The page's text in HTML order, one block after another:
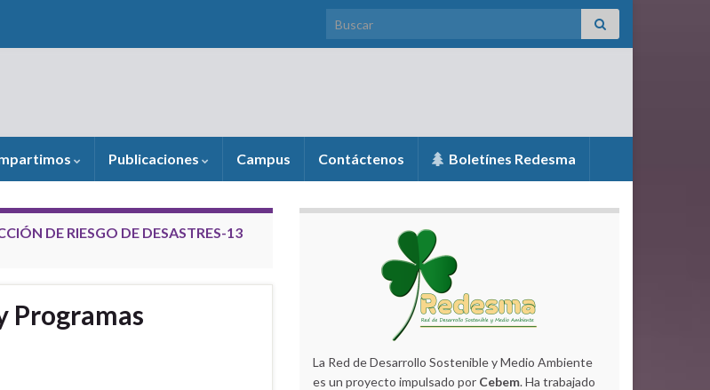
Search for:
Publicaciones Campus Contáctenos Boletínes Redesma
DE RIESGO DE DESASTRES-13
Programas
La Red de Desarrollo Sostenible y Medio Ambiente
es un proyecto impulsado por Cebem. Ha trabajado